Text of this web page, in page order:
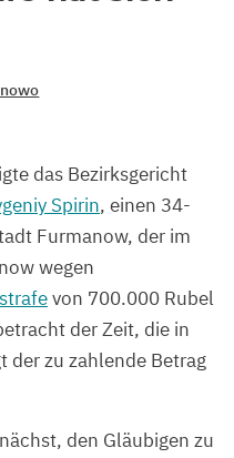
das Bezirksgericht
Spirin, einen 34-
Furmanow, der im
wegen
von 700.000 Rubel
der Zeit, die in
der zu zahlende Betrag
den Gläubigen zu